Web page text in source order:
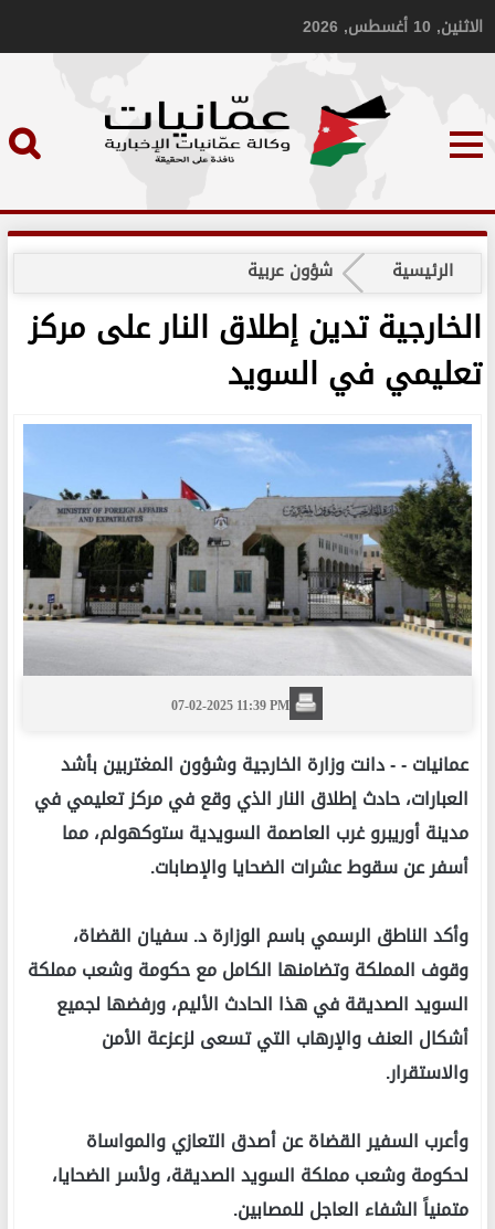
الاثنين, 10 أغسطس, 2026
الرئيسية شؤون عربية
الخارجية تدين إطلاق النار على مركز
تعليمي في السويد
07-02-2025 11:39 PM
عمانيات -- دانت وزارة الخارجية وشؤون المغتربين بأشد
العبارات، حادث إطلاق النار الذي وقع في مركز تعليمي في
مدينة أوريبرو غرب العاصمة السويدية ستوكهولم، مما
أسفر عن سقوط عشرات الضحايا والإصابات.
‏وأكد الناطق الرسمي باسم الوزارة د. سفيان القضاة،
وقوف المملكة وتضامنها الكامل مع حكومة وشعب مملكة
السويد الصديقة في هذا الحادث الأليم، ورفضها لجميع
أشكال العنف والإرهاب التي تسعى لزعزعة الأمن
والاستقرار.
وأعرب السفير القضاة عن أصدق التعازي والمواساة
لحكومة وشعب مملكة السويد الصديقة، ولأسر الضحايا،
متمنياً الشفاء العاجل للمصابين.